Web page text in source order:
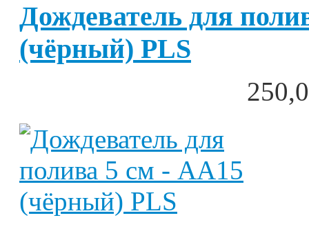
Дождеватель для
(чёрный) PLS